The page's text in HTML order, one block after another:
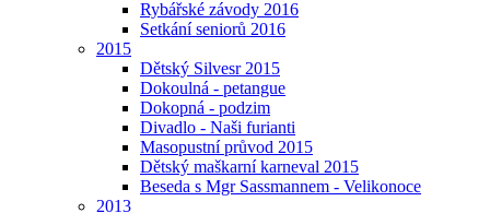
Rybářské závody 2016
Setkání seniorů 2016
2015
Dětský Silvesr 2015
Dokoulná - petangue
Dokopná - podzim
Divadlo - Naši furianti
Masopustní průvod 2015
Dětský maškarní karneval 2015
Beseda s Mgr Sassmannem - Velikonoce
2013